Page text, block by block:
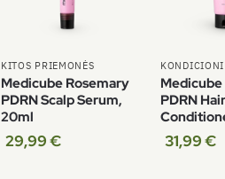
KITOS PRIEMONĖS
Medicube Rosemary
PDRN Scalp Serum,
20ml
29,99€
PDRN
31,99€